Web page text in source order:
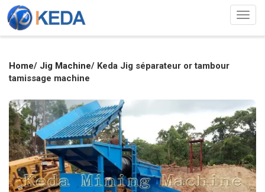
Home/ Jig Machine/ Keda Jig séparateur or tambour
tamissage machine